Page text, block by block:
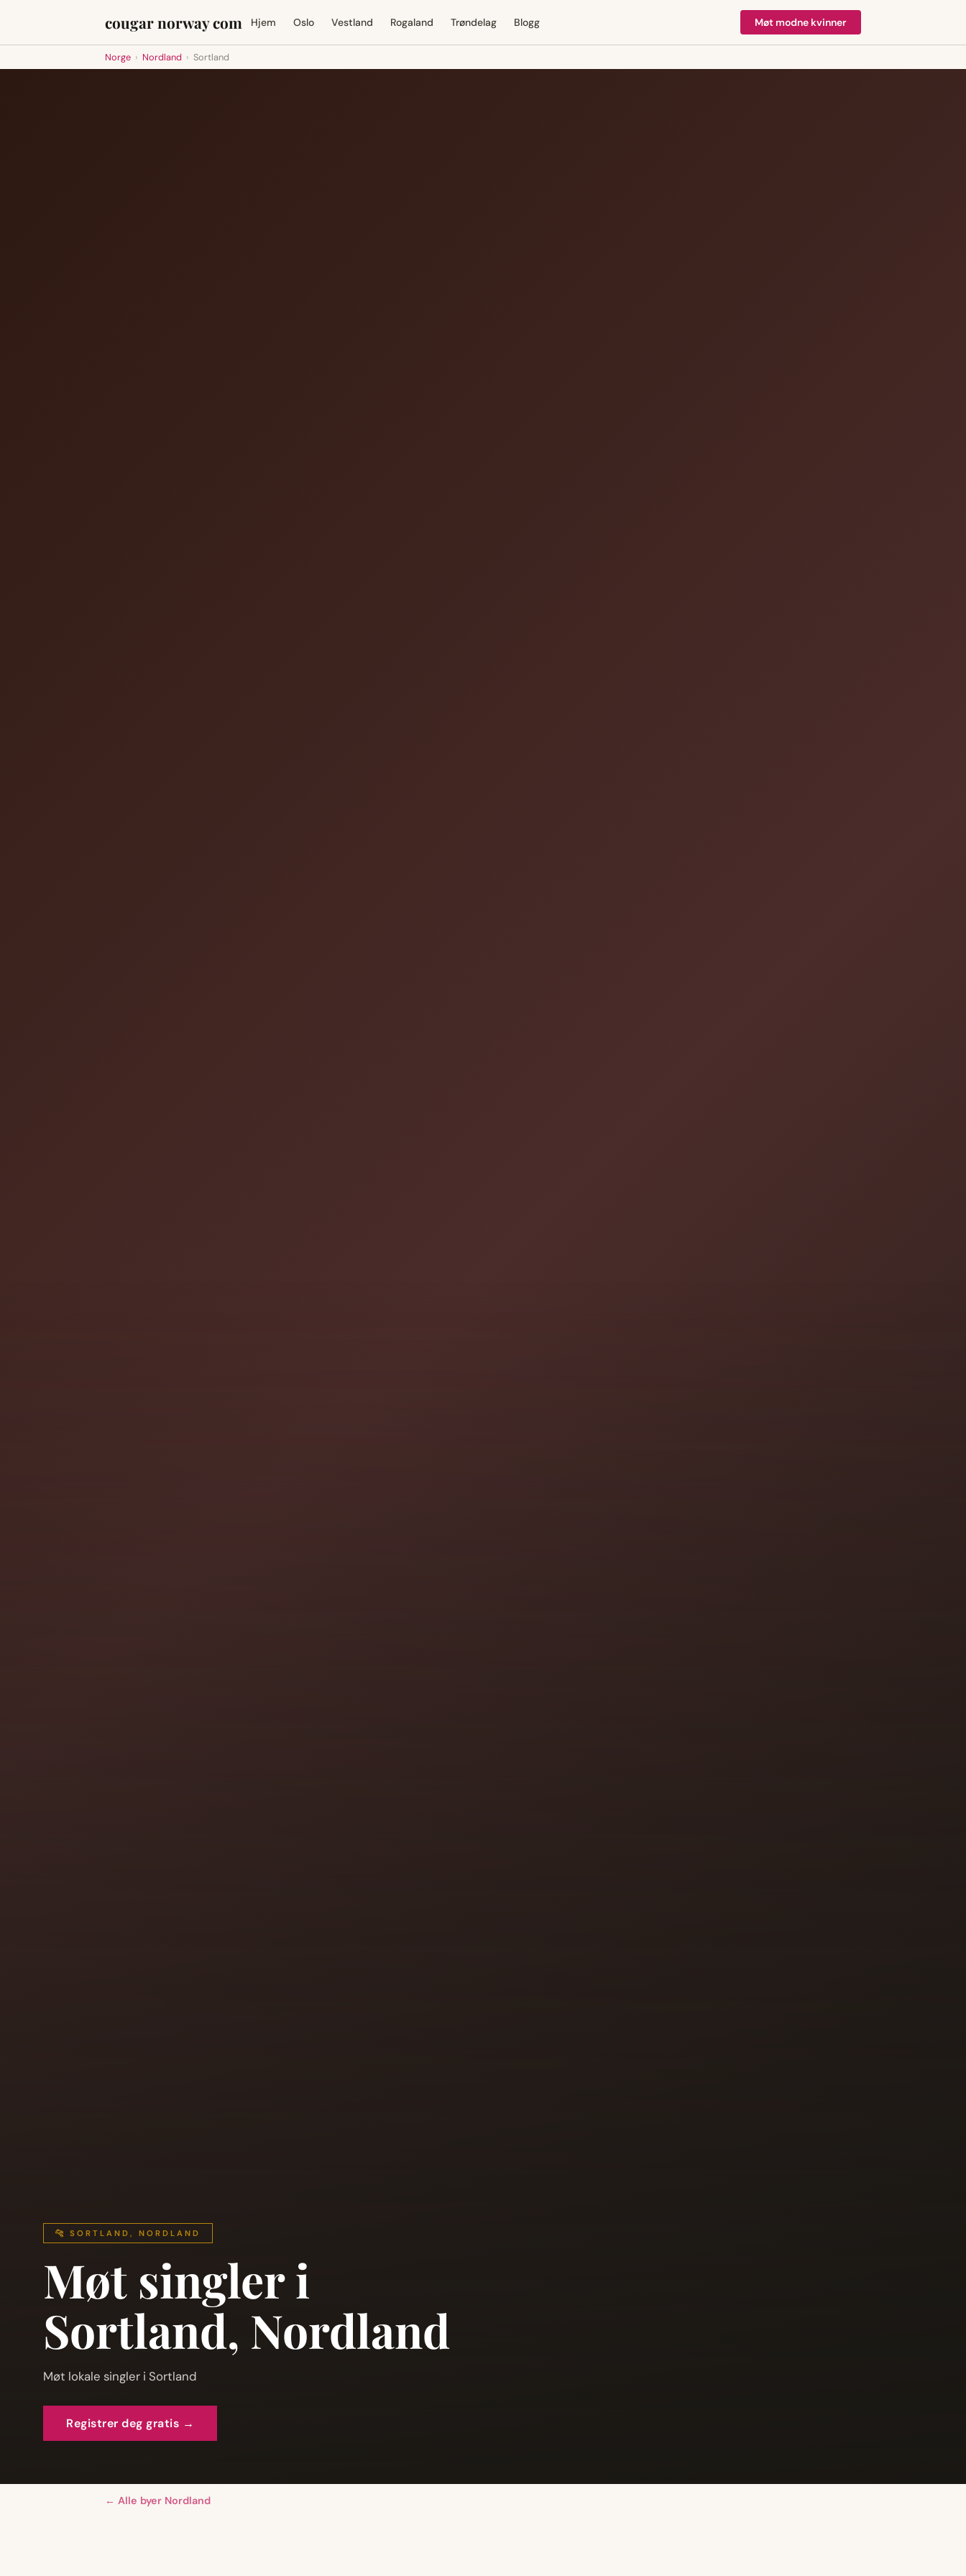
cougar norway com Hjem Oslo Vestland Rogaland Trøndelag Blogg Møt modne kvinner
Norge › Nordland › Sortland
🐆 SORTLAND, NORDLAND
Møt singler i
Sortland, Nordland
Møt lokale singler i Sortland
Registrer deg gratis →
← Alle byer Nordland